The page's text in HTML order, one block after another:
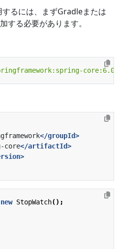
るには、まずGradleまたは
る必要があります。
</groupId>
core</artifactId>
new StopWatch();